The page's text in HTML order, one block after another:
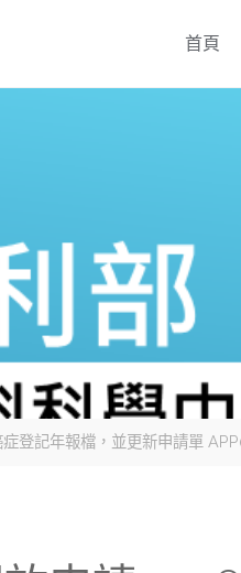
跳
到
首頁
登記年報檔，並更新申請單